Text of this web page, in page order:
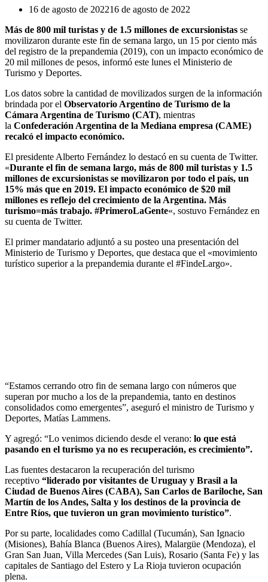
16 de agosto de 202216 de agosto de 2022
Más de 800 mil turistas y de 1.5 millones de excursionistas se
movilizaron durante este fin de semana largo, un 15 por ciento más
del registro de la prepandemia (2019), con un impacto económico de
20 mil millones de pesos, informó este lunes el Ministerio de
Turismo y Deportes.
Los datos sobre la cantidad de movilizados surgen de la información
brindada por el Observatorio Argentino de Turismo de la
Cámara Argentina de Turismo (CAT), mientras
la Confederación Argentina de la Mediana empresa (CAME)
recalcó el impacto económico.
El presidente Alberto Fernández lo destacó en su cuenta de Twitter.
«Durante el fin de semana largo, más de 800 mil turistas y 1.5
millones de excursionistas se movilizaron por todo el país, un
15% más que en 2019. El impacto económico de $20 mil
millones es reflejo del crecimiento de la Argentina. Más
turismo=más trabajo. #PrimeroLaGente«, sostuvo Fernández en
su cuenta de Twitter.
El primer mandatario adjuntó a su posteo una presentación del
Ministerio de Turismo y Deportes, que destaca que el «movimiento
turístico superior a la prepandemia durante el #FindeLargo».
“Estamos cerrando otro fin de semana largo con números que
superan por mucho a los de la prepandemia, tanto en destinos
consolidados como emergentes”, aseguró el ministro de Turismo y
Deportes, Matías Lammens.
Y agregó: “Lo venimos diciendo desde el verano: lo que está
pasando en el turismo ya no es recuperación, es crecimiento”.
Las fuentes destacaron la recuperación del turismo
receptivo “liderado por visitantes de Uruguay y Brasil a la
Ciudad de Buenos Aires (CABA), San Carlos de Bariloche, San
Martín de los Andes, Salta y los destinos de la provincia de
Entre Ríos, que tuvieron un gran movimiento turístico”.
Por su parte, localidades como Cadillal (Tucumán), San Ignacio
(Misiones), Bahía Blanca (Buenos Aires), Malargüe (Mendoza), el
Gran San Juan, Villa Mercedes (San Luis), Rosario (Santa Fe) y las
capitales de Santiago del Estero y La Rioja tuvieron ocupación
plena.